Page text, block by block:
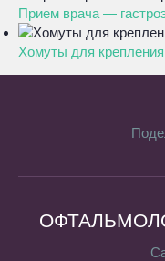
Прием врача —
Хомуты для крепления